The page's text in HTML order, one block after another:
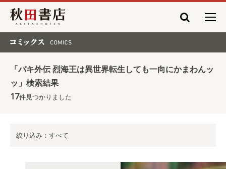
秋田書店
「バキ外伝 烈海王は異世界転生しても一向にかまわんッ
ッ」検索結果
17件見つかりました
絞り込み：すべて